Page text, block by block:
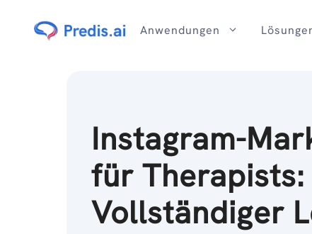
Anwendungen
Instagram-
für Therapists:
Vollständiger